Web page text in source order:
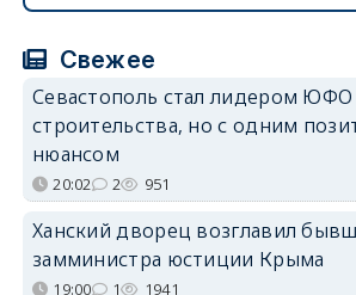
Свежее
Севастополь стал лидером
строительства, но с одним
нюансом
20:02 2 951
Ханский дворец возглавил
замминистра юстиции Крыма
19:00 1 1941